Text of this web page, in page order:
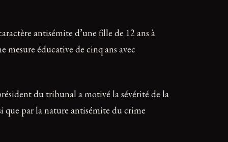
antisémite d’une fille de 12 ans à
mesure éducative de cinq ans avec
du tribunal a motivé la sévérité de la
que par la nature antisémite du crime